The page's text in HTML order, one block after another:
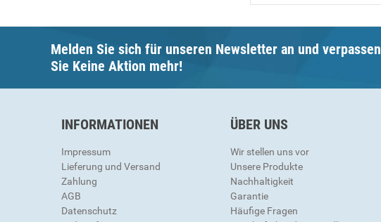
Melden Sie sich für unseren Newsletter an und verpassen
Sie Keine Aktion mehr!
INFORMATIONEN
Impressum
Lieferung und Versand
Zahlung
AGB
Datenschutz
ÜBER UNS
Wir stellen uns vor
Unsere Produkte
Nachhaltigkeit
Garantie
Häufige Fragen